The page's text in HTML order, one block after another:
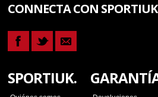
CONNECTA CON
SPORTIUK.